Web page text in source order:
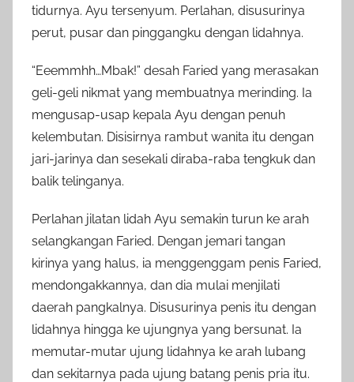
tidurnya. Ayu tersenyum. Perlahan, disusurinya
perut, pusar dan pinggangku dengan lidahnya.
“Eeemmhh…Mbak!” desah Faried yang merasakan
geli-geli nikmat yang membuatnya merinding. Ia
mengusap-usap kepala Ayu dengan penuh
kelembutan. Disisirnya rambut wanita itu dengan
jari-jarinya dan sesekali diraba-raba tengkuk dan
balik telinganya.
Perlahan jilatan lidah Ayu semakin turun ke arah
selangkangan Faried. Dengan jemari tangan
kirinya yang halus, ia menggenggam penis Faried,
mendongakkannya, dan dia mulai menjilati
daerah pangkalnya. Disusurinya penis itu dengan
lidahnya hingga ke ujungnya yang bersunat. Ia
memutar-mutar ujung lidahnya ke arah lubang
dan sekitarnya pada ujung batang penis pria itu.